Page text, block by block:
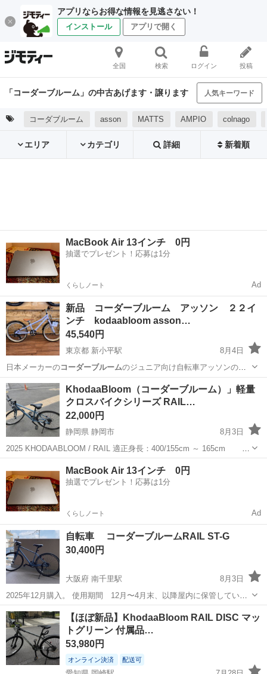
アプリならお得な情報を見逃さない！
インストール アプリで開く
全国 検索 ログイン 投稿
「コーダーブルーム」の中古あげます・譲ります 人気キーワード
コーダブルーム asson MATTS AMPIO colnago
エリア カテゴリ 詳細 新着順
MacBook Air 13インチ 0円
抽選でプレゼント！応募は1分
くらしノート Ad
新品 コーダーブルーム アッソン ２２イ
ンチ kodaabloom asson…
45,540円
東京都 新小平駅
8月4日
日本メーカーのコーダーブルームのジュニア向け自転車アッソンの
２…
東京 小平市 アッソン
KhodaaBloom（コーダーブルーム）」軽量
クロスバイクシリーズ RAIL…
22,000円
静岡県 静岡市
8月3日
2025 KHODAABLOOM / RAIL 適正身長：400/155cm ～ 165cm
440/165cm ～ 175cm 重量：10.7kg 変速段数：3×8段ギア(24段変
速) カラ...
MacBook Air 13インチ 0円
抽選でプレゼント！応募は1分
くらしノート Ad
自転車 コーダーブルームRAIL ST-G
30,400円
大阪府 南千里駅
8月3日
2025年12月購入。 使用期間 12月〜4月末、以降屋内に保管していま
した。 ブレーキ等正常です。 商品名 RAIL ST-G 品番 RAILST-G-25
サイズ 440mm 車輪径 700c カラー マットスレ...
大阪 吹田市 南千里駅
【ほぼ新品】KhodaaBloom RAIL DISC マッ
トグリーン 付属品…
53,980円
オンライン決済 配送可